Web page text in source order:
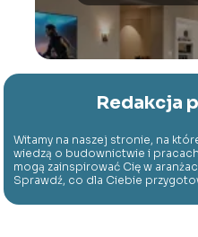
Redakcja
Witamy na naszej stronie, na
wiedzą o budownictwie i
mogą zainspirować Cię w
Sprawdź, co dla Ciebie